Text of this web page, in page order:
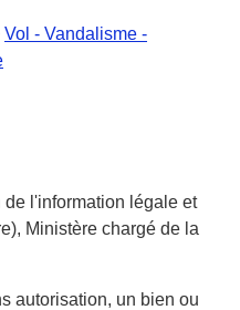
Vol - Vandalisme -
l'information légale et
Ministère chargé de la
autorisation, un bien ou